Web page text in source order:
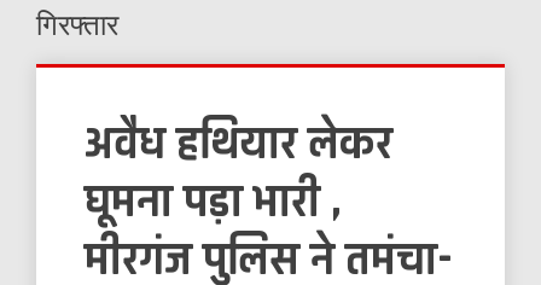
गिरफ्तार
अवैध हथियार लेकर
घूमना पड़ा भारी ,
मीरगंज पुलिस ने तमंचा-